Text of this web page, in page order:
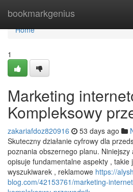
bookmarkgenius
Home
Home
1
Marketing
Kompleksowy
zakariafdoz820916 53 days ago
Skuteczny działanie cyfrowy dla
poznania obszernego planu. Niniejszy
opisuje fundamentalne aspekty , takie
wyszukiwarek , reklamowe https://
blog.com/42153761/marketing-